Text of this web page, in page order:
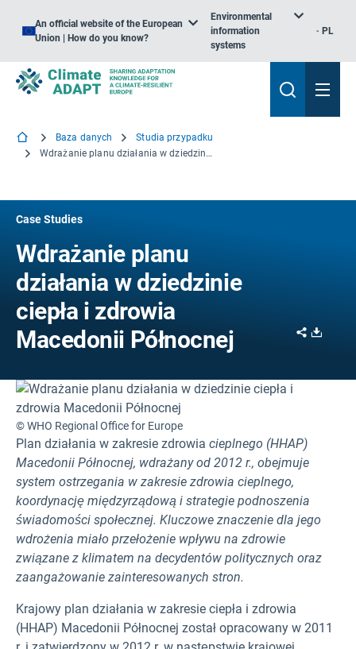
An official website of the European
Union | How do you know?
Environmental
information
systems
PL
Baza danych
Studia przypadku
Wdrażanie planu działania w dziedzinie ciepła i zdrowia Macedonii Północnej
Case Studies
Wdrażanie planu
działania w dziedzinie
ciepła i zdrowia
Macedonii Północnej
Share
© WHO Regional Office for Europe
Plan działania w zakresie zdrowia cieplnego (HHAP)
Macedonii Północnej, wdrażany od 2012 r., obejmuje
system ostrzegania w zakresie zdrowia cieplnego,
koordynację międzyrządową i strategie podnoszenia
świadomości społecznej. Kluczowe znaczenie dla jego
wdrożenia miało przełożenie wpływu na zdrowie
związane z klimatem na decydentów politycznych oraz
zaangażowanie zainteresowanych stron.
Krajowy plan działania w zakresie ciepła i zdrowia
(HHAP) Macedonii Północnej został opracowany w 2011